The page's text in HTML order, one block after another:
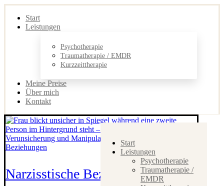
Start
Leistungen
Psychotherapie
Traumatherapie / EMDR
Kurzzeittherapie
Meine Preise
Über mich
Kontakt
Start
Leistungen
Psychotherapie
Traumatherapie /
EMDR
Narzisstische Beziehung erkennen